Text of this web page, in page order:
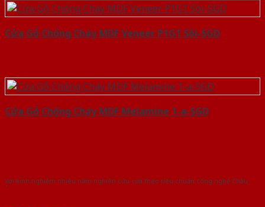
Cửa Gỗ Chống Cháy MDF Veneer P1G1 Sồi-SGD
Cửa Gỗ Chống Cháy MDF Melamine 1-a-SGD
Với kinh nghiệm nhiêu năm nghiên cứu cửa theo tiêu chuẩn công nghệ Châu